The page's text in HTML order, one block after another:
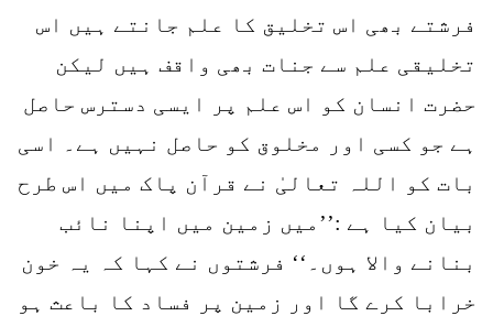
فرشتے بھی اس تخلیق کا علم جانتے ہیں اس
تخلیقی علم سے جنات بھی واقف ہیں لیکن
حضرت انسان کو اس علم پر ایسی دسترس حاصل
ہے جو کسی اور مخلوق کو حاصل نہیں ہے۔ اسی
بات کو اللہ تعالیٰ نے قرآن پاک میں اس طرح
بیان کیا ہے :’’میں زمین میں اپنا نائب
بنانے والا ہوں۔‘‘ فرشتوں نے کہا کہ یہ خون
خرابا کرے گا اور زمین پر فساد کا باعث ہو